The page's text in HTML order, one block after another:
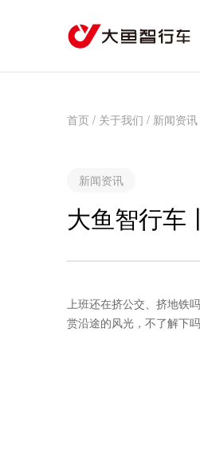
首页 / 关于我们 / 新闻资讯
新闻资讯
大鱼智行车
上班还在挤公交、挤地铁
赏沿途的风光，不了解下